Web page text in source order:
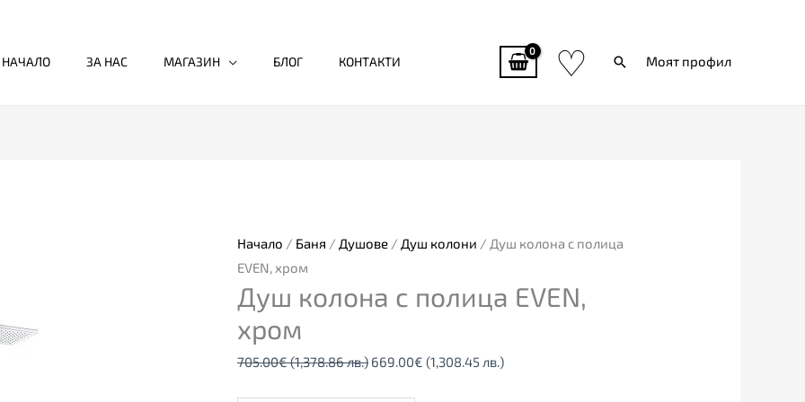
НАЧАЛО ЗА НАС МАГАЗИН БЛОГ КОНТАКТИ ♡ ТърсиМоят профил
Начало / Баня / Душове / Душ колони / Душ колона с полица
EVEN, хром
Душ колона с полица EVEN,
хром
705.00€(1,378.86 лв.)
705.00€
лв.).
669.00€ (1,308.45 лв.)
669.00€
лв.).
колона
с
полица
EVEN,
хром